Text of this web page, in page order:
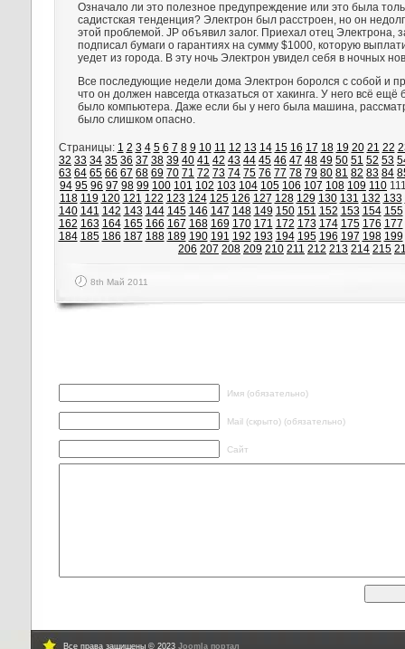
Означало ли это полезное предупреждение или это была
садистская тенденция? Электрон был расстроен, но он
этой проблемой. JP объявил залог. Приехал отец Электрона,
подписал бумаги о гарантиях на сумму $1000, которую
уедет из города. В эту ночь Электрон увидел себя в ночных
Все последующие недели дома Электрон боролся с собой и
что он должен навсегда отказаться от хакинга. У него всё
было компьютера. Даже если бы у него была машина,
было слишком опасно.
Страницы: 1 2 3 4 5 6 7 8 9 10 11 12 13 14 15 16 17 18 19 20 21 22
32 33 34 35 36 37 38 39 40 41 42 43 44 45 46 47 48 49 50 51 52 53
63 64 65 66 67 68 69 70 71 72 73 74 75 76 77 78 79 80 81 82 83 84
94 95 96 97 98 99 100 101 102 103 104 105 106 107 108 109 110
118 119 120 121 122 123 124 125 126 127 128 129 130 131 132 133
140 141 142 143 144 145 146 147 148 149 150 151 152 153 154 155
162 163 164 165 166 167 168 169 170 171 172 173 174 175 176 177
184 185 186 187 188 189 190 191 192 193 194 195 196 197 198 199
206 207 208 209 210 211 212 213 214 215
8th Май 2011
Имя (обязательно)
Mail (скрыто) (обязательно)
Сайт
Все права защищены © 2023 Joomla портал